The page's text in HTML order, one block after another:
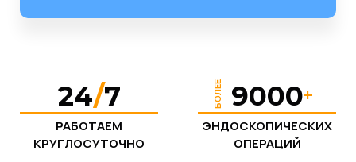
24/7
РАБОТАЕМ
КРУГЛОСУТОЧНО
БОЛЕЕ +
9000
ЭНДОСКОПИЧЕСКИХ
ОПЕРАЦИЙ